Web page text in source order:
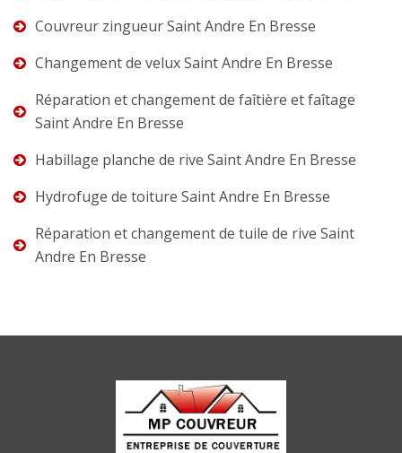
Couvreur zingueur Saint Andre En Bresse
Changement de velux Saint Andre En Bresse
Réparation et changement de faîtière et faîtage
Saint Andre En Bresse
Habillage planche de rive Saint Andre En Bresse
Hydrofuge de toiture Saint Andre En Bresse
Réparation et changement de tuile de rive Saint
Andre En Bresse